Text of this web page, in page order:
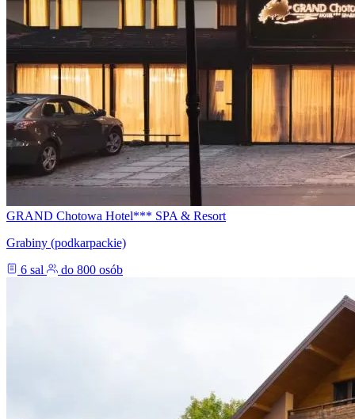
GRAND Chotowa Hotel*** SPA & Resort
Grabiny (podkarpackie)
6 sal
do 800 osób